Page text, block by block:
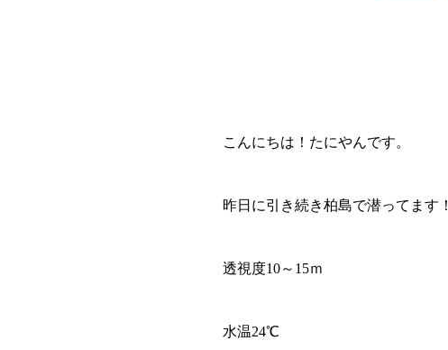
こんにちは！たにやんです。
昨日に引き続き柏島で潜ってます！
透視度10～15ｍ
水温24℃